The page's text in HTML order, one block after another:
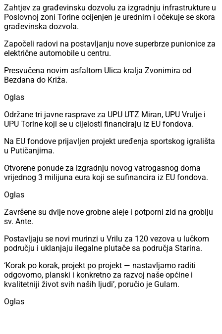
Zahtjev za građevinsku dozvolu za izgradnju infrastrukture u
Poslovnoj zoni Torine ocijenjen je urednim i očekuje se skora
građevinska dozvola.
Započeli radovi na postavljanju nove superbrze punionice za
električne automobile u centru.
Presvučena novim asfaltom Ulica kralja Zvonimira od
Bezdana do Križa.
Oglas
Održane tri javne rasprave za UPU UTZ Miran, UPU Vrulje i
UPU Torine koji se u cijelosti financiraju iz EU fondova.
Na EU fondove prijavljen projekt uređenja sportskog igrališta
u Putičanjima.
Otvorene ponude za izgradnju novog vatrogasnog doma
vrijednog 3 milijuna eura koji se sufinancira iz EU fondova.
Oglas
Završene su dvije nove grobne aleje i potporni zid na groblju
sv. Ante.
Postavljaju se novi murinzi u Vrilu za 120 vezova u lučkom
području i uklanjaju ilegalne plutače sa područja Starina.
‘Korak po korak, projekt po projekt — nastavljamo raditi
odgovorno, planski i konkretno za razvoj naše općine i
kvalitetniji život svih naših ljudi’, poručio je Gulam.
Oglas